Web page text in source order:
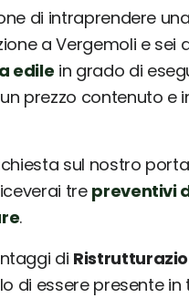
di intraprendere una
a Vergemoli e sei
edile in grado di
prezzo contenuto e
sul nostro
tre preventivi
.
di
di essere presente in